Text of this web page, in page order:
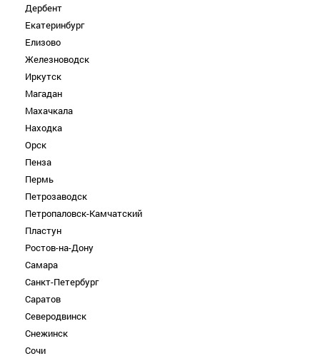
Дербент
Екатеринбург
Елизово
Железноводск
Иркутск
Магадан
Махачкала
Находка
Орск
Пенза
Пермь
Петрозаводск
Петропаловск-Камчатский
Пластун
Ростов-на-Дону
Самара
Санкт-Петербург
Саратов
Северодвинск
Снежинск
Сочи